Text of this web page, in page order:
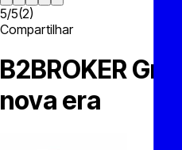
5/5(2)
Compartilhar
B2BROKER
nova era